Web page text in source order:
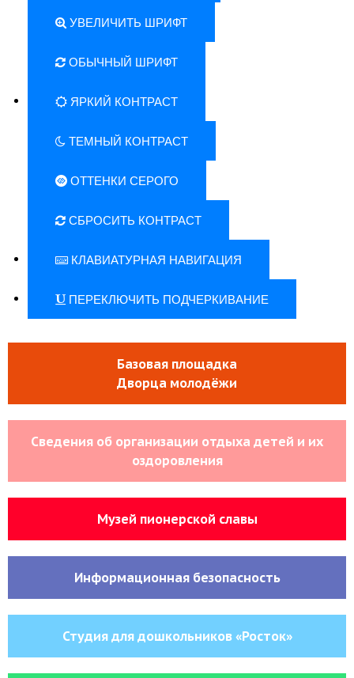
УВЕЛИЧИТЬ ШРИФТ
ОБЫЧНЫЙ ШРИФТ
ЯРКИЙ КОНТРАСТ
ТЕМНЫЙ КОНТРАСТ
ОТТЕНКИ СЕРОГО
СБРОСИТЬ КОНТРАСТ
КЛАВИАТУРНАЯ НАВИГАЦИЯ
ПЕРЕКЛЮЧИТЬ ПОДЧЕРКИВАНИЕ
Базовая площадка
Дворца молодёжи
Сведения об организации отдыха детей и их
оздоровления
Музей пионерской славы
Информационная безопасность
Студия для дошкольников «Росток»